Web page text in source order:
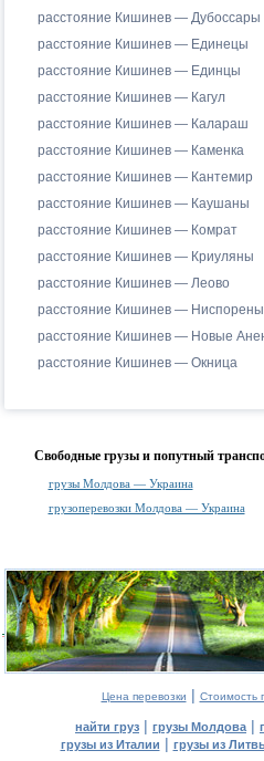
расстояние Кишинев — Дубоссары
расстояние Кишинев — Единецы
расстояние Кишинев — Единцы
расстояние Кишинев — Кагул
расстояние Кишинев — Калараш
расстояние Кишинев — Каменка
расстояние Кишинев — Кантемир
расстояние Кишинев — Каушаны
расстояние Кишинев — Комрат
расстояние Кишинев — Криуляны
расстояние Кишинев — Леово
расстояние Кишинев — Ниспорены
расстояние Кишинев — Новые
расстояние Кишинев — Окница
Свободные грузы и попутный
грузы Молдова — Украина
грузоперевозки Молдова — Украина
Цена перевозки | Стоимость
найти груз | грузы Молдова |
грузы из Италии | грузы из